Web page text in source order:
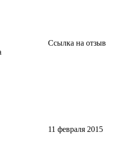
Ссылка на отзыв
11 февраля 2015